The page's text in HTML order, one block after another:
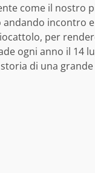
come il nostro
andando incontro
per
ogni anno il 14
di una